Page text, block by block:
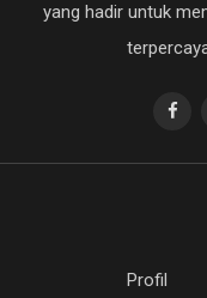
yang hadir untuk
Profil